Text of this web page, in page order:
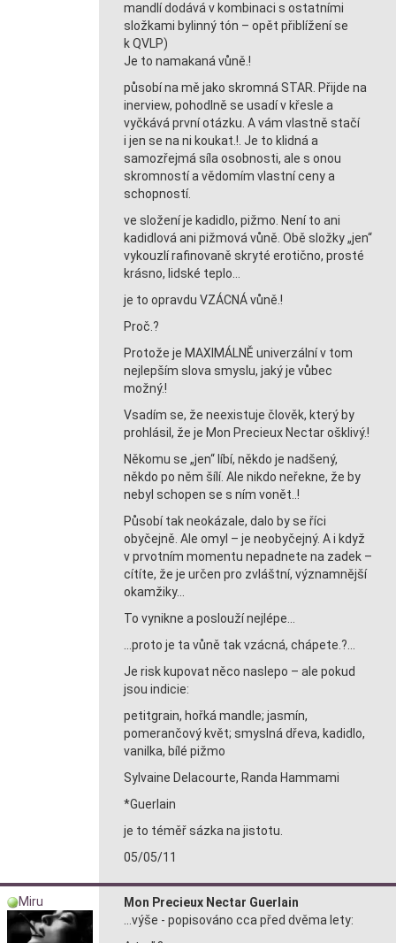
mandlí dodává v kombinaci s ostatními
složkami bylinný tón – opět přiblížení se
k QVLP)
Je to namakaná vůně.!
působí na mě jako skromná STAR. Přijde na
inerview, pohodlně se usadí v křesle a
vyčkává první otázku. A vám vlastně stačí
i jen se na ni koukat.!. Je to klidná a
samozřejmá síla osobnosti, ale s onou
skromností a vědomím vlastní ceny a
schopností.
ve složení je kadidlo, pižmo. Není to ani
kadidlová ani pižmová vůně. Obě složky „jen“
vykouzlí rafinovaně skryté erotično, prosté
krásno, lidské teplo…
je to opravdu VZÁCNÁ vůně.!
Proč.?
Protože je MAXIMÁLNĚ univerzální v tom
nejlepším slova smyslu, jaký je vůbec
možný.!
Vsadím se, že neexistuje člověk, který by
prohlásil, že je Mon Precieux Nectar ošklivý.!
Někomu se „jen“ líbí, někdo je nadšený,
někdo po něm šílí. Ale nikdo neřekne, že by
nebyl schopen se s ním vonět..!
Působí tak neokázale, dalo by se říci
obyčejně. Ale omyl – je neobyčejný. A i když
v prvotním momentu nepadnete na zadek –
cítíte, že je určen pro zvláštní, významnější
okamžiky…
To vynikne a poslouží nejlépe…
…proto je ta vůně tak vzácná, chápete.?…
Je risk kupovat něco naslepo – ale pokud
jsou indicie:
petitgrain, hořká mandle; jasmín,
pomerančový květ; smyslná dřeva, kadidlo,
vanilka, bílé pižmo
Sylvaine Delacourte, Randa Hammami
*Guerlain
je to téměř sázka na jistotu.
05/05/11
Miru
Mon Precieux Nectar Guerlain
…výše - popisováno cca před dvěma lety: